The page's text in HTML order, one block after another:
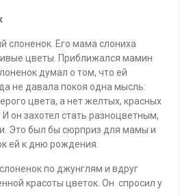
слоненок. Его мама слониха
цветы. Приближался мамин
думал о том, что ей
не давала покоя одна мысль:
цвета, а нет желтых, красных
он захотел стать разноцветным,
Это был бы сюрприз для мамы и
ей к дню рождения.
по джунглям и вдруг
красоты цветок. Он спросил у